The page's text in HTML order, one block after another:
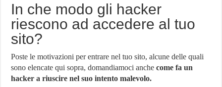
In che modo gli hacker
riescono ad accedere al tuo
sito?
Poste le motivazioni per entrare nel tuo sito, alcune delle quali
sono elencate qui sopra, domandiamoci anchecome fa un
hacker a riuscire nel suo intento malevolo.